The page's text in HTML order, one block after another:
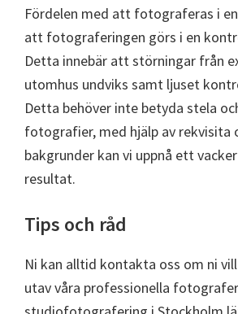
Fördelen med att fotograferas i
att fotograferingen görs i en
Detta innebär att störningar från
utomhus undviks samt ljuset
Detta behöver inte betyda stela
fotografier, med hjälp av rekvisita
bakgrunder kan vi uppnå ett
resultat.
Tips och råd
Ni kan alltid kontakta oss om ni
utav våra professionella